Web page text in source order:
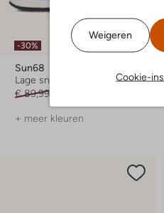
Weigeren
Cookie-
-30%
Sun68
Lage sneakers
€ 89,99
+ meer kleuren